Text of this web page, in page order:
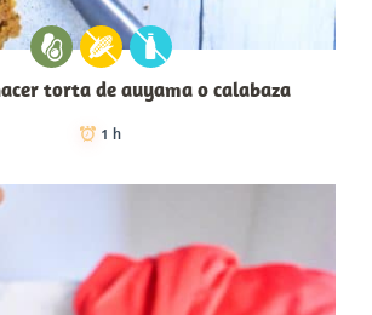
torta de auyama o calabaza
1 h